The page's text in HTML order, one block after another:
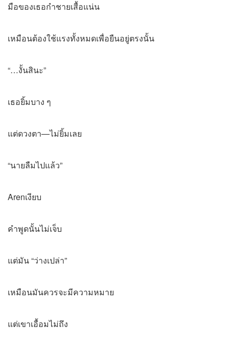
มือของเธอกำชายเสื้อแน่น
เหมือนต้องใช้แรงทั้งหมดเพื่อยืนอยู่ตรงนั้น
“…งั้นสินะ”
เธอยิ้มบาง ๆ
แต่ดวงตา—ไม่ยิ้มเลย
“นายลืมไปแล้ว”
Arenเงียบ
คำพูดนั้นไม่เจ็บ
แต่มัน “ว่างเปล่า”
เหมือนมันควรจะมีความหมาย
แต่เขาเอื้อมไม่ถึง